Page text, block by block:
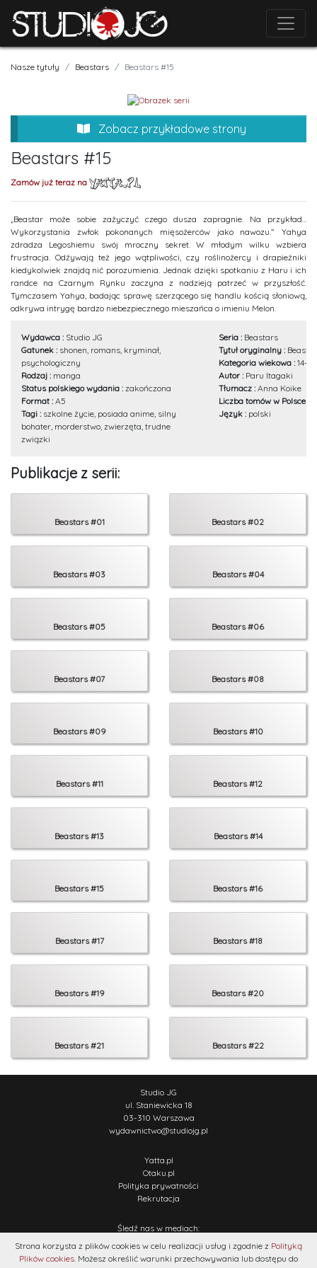
Nasze tytuły Beastars Beastars #15
Zobacz przykładowe strony
Beastars #15
Zamów już teraz na
„Beastar może sobie zażyczyć czego dusza zapragnie. Na przykład...
Wykorzystania zwłok pokonanych mięsożerców jako nawozu.” Yahya
zdradza Legoshiemu swój mroczny sekret. W młodym wilku wzbiera
frustracja. Odżywają też jego wątpliwości, czy roślinożercy i drapieżniki
kiedykolwiek znajdą nić porozumienia. Jednak dzięki spotkaniu z Haru i ich
randce na Czarnym Rynku zaczyna z nadzieją patrzeć w przyszłość.
Tymczasem Yahya, badając sprawę szerzącego się handlu kością słoniową,
odkrywa intrygę bardzo niebezpiecznego mieszańca o imieniu Melon.
Wydawca : Studio JG
Gatunek : shonen, romans, kryminał,
psychologiczny
Rodzaj : manga
Status polskiego wydania : zakończona
Format : A5
Tagi : szkolne życie, posiada anime, silny
bohater, morderstwo, zwierzęta, trudne
związki
Seria : Beastars
Tytuł oryginalny :
Kategoria wiekowa : 14+
Autor : Paru Itagaki
Tłumacz : Anna Koike
Liczba tomów w Polsce :
Język : polski
Publikacje z serii:
Beastars #01 Beastars #02
Beastars #03 Beastars #04
Beastars #05 Beastars #06
Beastars #07 Beastars #08
Beastars #09 Beastars #10
Beastars #11 Beastars #12
Beastars #13 Beastars #14
Beastars #15 Beastars #16
Beastars #17 Beastars #18
Beastars #19 Beastars #20
Beastars #21 Beastars #22
Strona korzysta z plików cookies w celu realizacji usług i zgodnie z Polityką
Plików cookies. Możesz określić warunki przechowywania lub dostępu do
Studio JG
ul. Staniewicka 18
03-310 Warszawa
wydawnictwo@studiojg.pl
Yatta.pl
Otaku.pl
Polityka prywatności
Rekrutacja
Śledź nas w mediach: